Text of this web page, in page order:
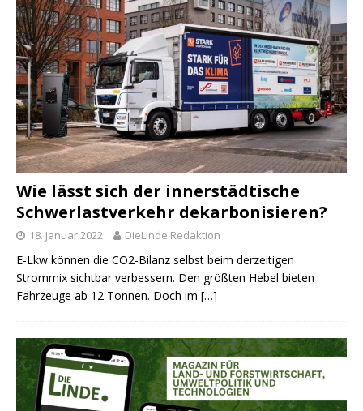
Wie lässt sich der innerstädtische
Schwerlastverkehr dekarbonisieren?
18. Januar 2022 DieLinde Redaktion
E-Lkw können die CO2-Bilanz selbst beim derzeitigen
Strommix sichtbar verbessern. Den größten Hebel bieten
Fahrzeuge ab 12 Tonnen. Doch im […]